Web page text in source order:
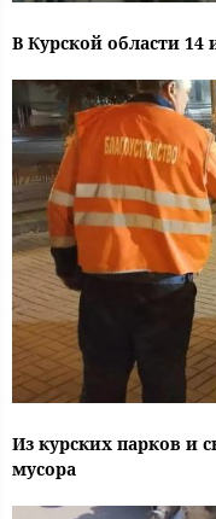
В Курской области
Из курских парков и
мусора